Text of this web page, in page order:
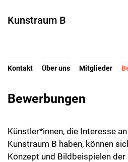
Kunstraum B
Kontakt Über uns Mitglieder
Bewerbungen
Künstler*innen, die Interesse
Kunstraum B haben, können
Konzept und Bildbeispielen